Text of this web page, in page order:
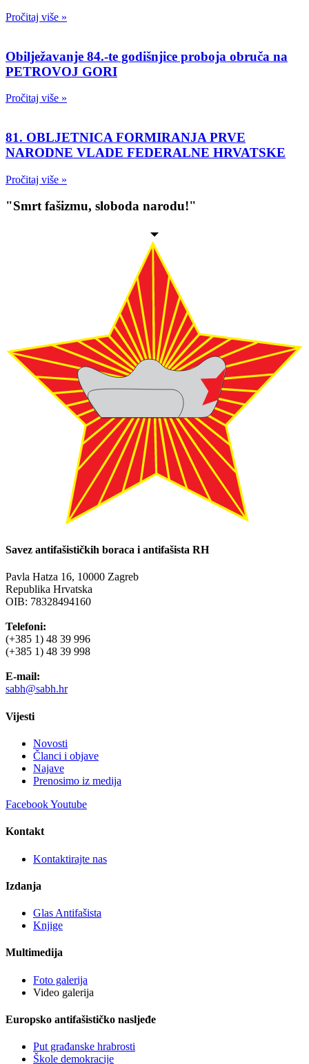
Pročitaj više »
Obilježavanje 84.-te godišnjice proboja obruča na
PETROVOJ GORI
Pročitaj više »
81. OBLJETNICA FORMIRANJA PRVE
NARODNE VLADE FEDERALNE HRVATSKE
Pročitaj više »
"Smrt fašizmu, sloboda narodu!"
Savez antifašističkih boraca i antifašista RH
Pavla Hatza 16, 10000 Zagreb
Republika Hrvatska
OIB: 78328494160
Telefoni:
(+385 1) 48 39 996
(+385 1) 48 39 998
E-mail:
sabh@sabh.hr
Vijesti
Novosti
Članci i objave
Najave
Prenosimo iz medija
FacebookYoutube
Kontakt
Kontaktirajte nas
Izdanja
Glas Antifašista
Knjige
Multimedija
Foto galerija
Video galerija
Europsko antifašističko nasljeđe
Put građanske hrabrosti
Škole demokracije